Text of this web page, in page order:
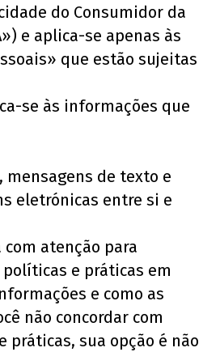
do Consumidor da
e aplica-se apenas às
que estão sujeitas
se às informações que
mensagens de texto e
eletrónicas entre si e
atenção para
e práticas em
e como as
não concordar com
práticas, sua opção é não